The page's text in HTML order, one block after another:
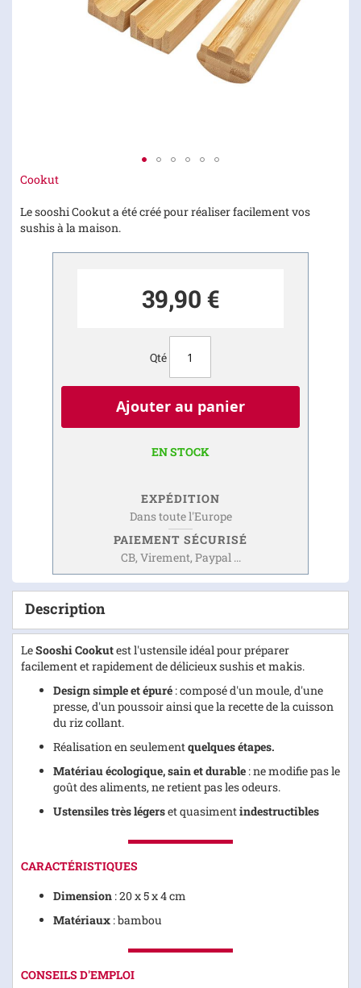
Cookut
Le sooshi Cookut a été créé pour réaliser facilement vos
sushis à la maison.
39,90 €
Qté
Ajouter au panier
EN STOCK
EXPÉDITION
Dans toute l'Europe
PAIEMENT SÉCURISÉ
CB, Virement, Paypal ...
Skip
the
beginning
Description
LeSooshi Cookutest l'ustensile idéal pour préparer
facilement et rapidement de délicieux sushis et makis.
Design simple et épuré : composé d'un moule, d'une
presse, d'un poussoir ainsi que la recette de la cuisson
du riz collant.
Réalisation en seulementquelques étapes.
Matériau écologique, sain et durable : ne modifie pas le
goût des aliments, ne retient pas les odeurs.
Ustensiles très légerset quasimentindestructibles
CARACTÉRISTIQUES
Dimension : 20 x 5 x 4 cm
Matériaux : bambou
CONSEILS D'EMPLOI